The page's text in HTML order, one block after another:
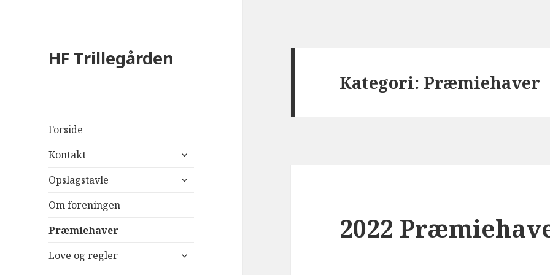
HF Trillegården
Forside
Kontakt
udvid
Opslagstavle
udvid
Om foreningen
Præmiehaver
Love og regler
udvid
Kategori: Præmiehaver
2022